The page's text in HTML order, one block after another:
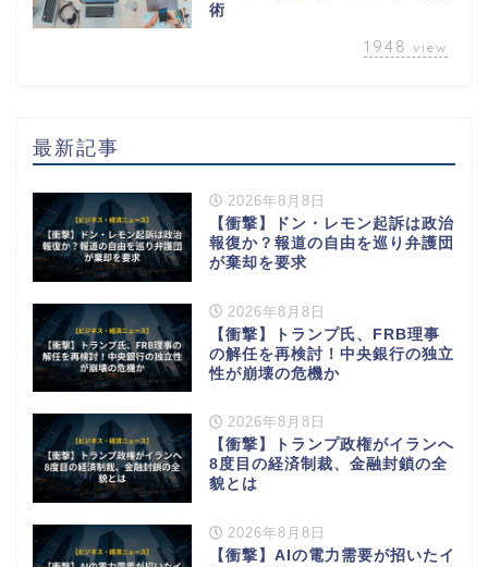
術
1948 view
最新記事
2026年8月8日
【衝撃】ドン・レモン起訴は政治
報復か？報道の自由を巡り弁護団
が棄却を要求
2026年8月8日
【衝撃】トランプ氏、FRB理事
の解任を再検討！中央銀行の独立
性が崩壊の危機か
2026年8月8日
【衝撃】トランプ政権がイランへ
8度目の経済制裁、金融封鎖の全
貌とは
2026年8月8日
【衝撃】AIの電力需要が招いたイ